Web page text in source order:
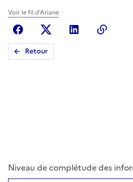
Voir le fil d'Ariane
FacebookX (anciennement
Linkedin
Retour
Niveau de complétude des